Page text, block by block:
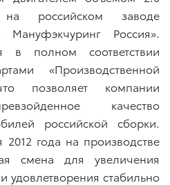
на российском заводе
Россия».
в полном соответствии
«Производственной
позволяет компании
качество
российской сборки.
года на производстве
смена для увеличения
удовлетворения стабильно